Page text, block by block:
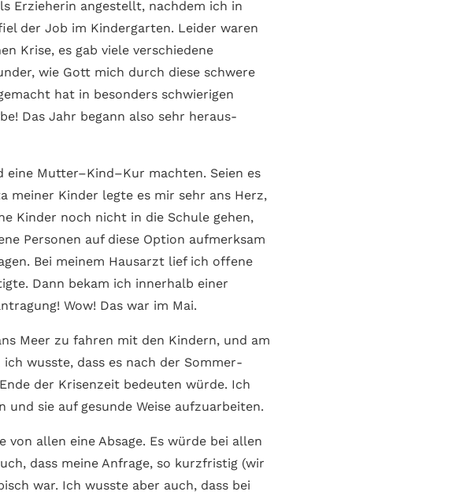
Erzieherin angestellt, nachdem ich in
der Job im Kinder­garten. Leider waren
Krise, es gab viele verschie­dene
wie Gott mich durch diese schwere
hat in besonders schwierigen
Das Jahr begann also sehr heraus­
Mutter–Kind–Kur machten. Seien es
meiner Kinder legte es mir sehr ans Herz,
Kinder noch nicht in die Schule gehen,
Personen auf diese Option aufmerksam
Bei meinem Haus­arzt lief ich offene
Dann bekam ich innerhalb einer
Wow! Das war im Mai.
Meer zu fahren mit den Kindern, und am
wusste, dass es nach der Sommer­
der Krisen­zeit bedeuten würde. Ich
sie auf gesunde Weise aufzuarbeiten.
allen eine Absage. Es würde bei allen
dass meine Anfrage, so kurz­fristig (wir
war. Ich wusste aber auch, dass bei